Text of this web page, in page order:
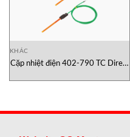
KHÁC
Cặp nhiệt điện 402-790 TC Direct